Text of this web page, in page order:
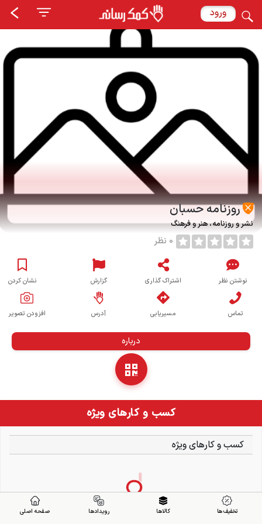
ورود
روزنامه حسبان
نشر و روزنامه هنر و فرهنگ
0 نظر
نوشتن نظر اشتراک گذاری گزارش نشان کردن
تماس مسیریابی آدرس افزودن تصویر
درباره
کسب و کارهای ویژه
کسب و کارهای ویژه
تخفیف ها کالاها رویدادها صفحه اصلی